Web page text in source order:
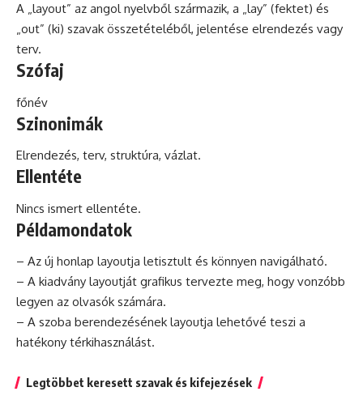
A „layout” az angol nyelvből származik, a „lay” (fektet) és
„out” (ki) szavak összetételéből, jelentése elrendezés vagy
terv.
Szófaj
főnév
Szinonimák
Elrendezés, terv, struktúra, vázlat.
Ellentéte
Nincs ismert ellentéte.
Példamondatok
– Az új honlap layoutja letisztult és könnyen navigálható.
– A kiadvány layoutját grafikus tervezte meg, hogy vonzóbb
legyen az olvasók számára.
– A szoba berendezésének layoutja lehetővé teszi a
hatékony térkihasználást.
Legtöbbet keresett szavak és kifejezések